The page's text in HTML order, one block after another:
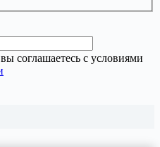
соглашаетесь с условиями